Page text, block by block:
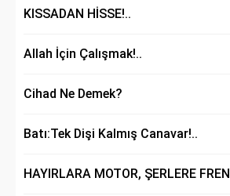
KISSADAN HİSSE!..
Allah İçin Çalışmak!..
Cihad Ne Demek?
Batı:Tek Dişi Kalmış Canavar!..
HAYIRLARA MOTOR, ŞERLERE FREN